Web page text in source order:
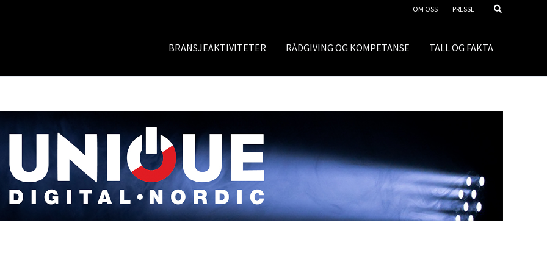
OM OSS PRESSE
BRANSJEAKTIVITETER RÅDGIVING OG KOMPETANSE TALL OG FAKTA